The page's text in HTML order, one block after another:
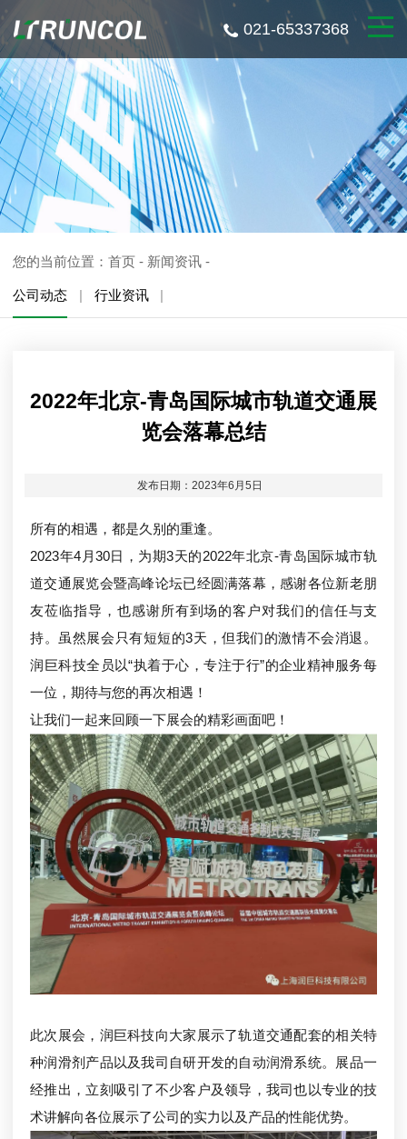
021-65337368
您的当前位置： 首页 - 新闻资讯 -
公司动态 | 行业资讯 |
2022年北京-青岛国际城市轨道交通展
览会落幕总结
发布日期：2023年6月5日
所有的相遇，都是久别的重逢。
2023年4月30日，为期3天的2022年北京-青岛国际城市轨
道交通展览会暨高峰论坛已经圆满落幕，感谢各位新老朋
友莅临指导，也感谢所有到场的客户对我们的信任与支
持。虽然展会只有短短的3天，但我们的激情不会消退。
润巨科技全员以“执着于心，专注于行”的企业精神服务每
一位，期待与您的再次相遇！
让我们一起来回顾一下展会的精彩画面吧！
此次展会，润巨科技向大家展示了轨道交通配套的相关特
种润滑剂产品以及我司自研开发的自动润滑系统。展品一
经推出，立刻吸引了不少客户及领导，我司也以专业的技
术讲解向各位展示了公司的实力以及产品的性能优势。